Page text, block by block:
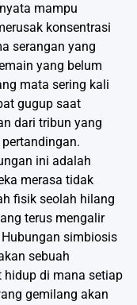
mampu
konsentrasi
serangan yang
yang belum
mata sering kali
gugup saat
dari tribun yang
ini adalah
merasa tidak
fisik seolah hilang
terus mengalir
simbiosis
sebuah
hidup di mana setiap
gemilang akan